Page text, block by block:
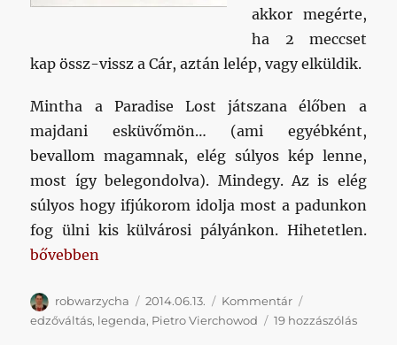
akkor megérte,
ha 2 meccset
kap össz-vissz a Cár, aztán lelép, vagy elküldik.
Mintha a Paradise Lost játszana élőben a
majdani esküvőmön… (ami egyébként,
bevallom magamnak, elég súlyos kép lenne,
most így belegondolva). Mindegy. Az is elég
súlyos hogy ifjúkorom idolja most a padunkon
fog ülni kis külvárosi pályánkon. Hihetetlen.
„Ehhez nekem is hozzá kell szólnom…”
bővebben
Szerző
robwarzycha Közzétéve
2014.06.13. Kategória
Kommentár
edzőváltás, legenda, Pietro Vierchowod 19 hozzászólásEhhez